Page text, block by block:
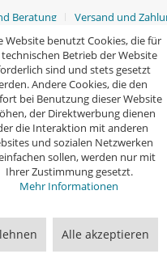
Beratung
Versand und
Ihr persönlicher
AGB Widerrufsrecht
Ganß GmbH - Alle Rechte
Website benutzt Cookies, die für
Betrieb der Website
sind und stets gesetzt
Andere Cookies, die den
bei Benutzung dieser Website
der Direktwerbung dienen
die Interaktion mit anderen
und sozialen Netzwerken
sollen, werden nur mit
Ihrer Zustimmung gesetzt.
Mehr Informationen
Alle akzeptieren